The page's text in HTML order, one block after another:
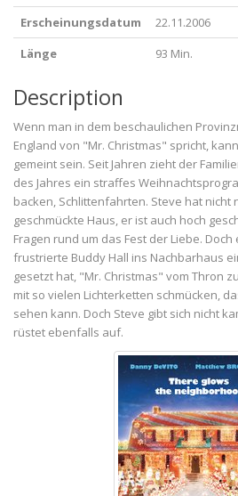
Erscheinungsdatum
22.11.2006
Länge
93 Min.
Description
Wenn man in dem beschaulichen
England von "Mr. Christmas" spricht,
gemeint sein. Seit Jahren zieht der
des Jahres ein straffes
backen, Schlittenfahrten. Steve hat nicht
geschmückte Haus, er ist auch hoch
Fragen rund um das Fest der Liebe.
frustrierte Buddy Hall ins Nachbarhaus
gesetzt hat, "Mr. Christmas" vom Thron
mit so vielen Lichterketten schmücken,
sehen kann. Doch Steve gibt sich nicht
rüstet ebenfalls auf.